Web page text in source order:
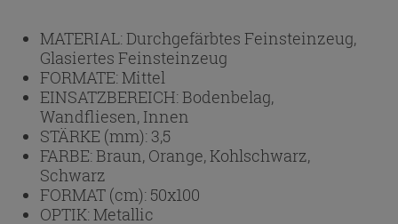
MATERIAL:Durchgefärbtes Feinsteinzeug,
Glasiertes Feinsteinzeug
FORMATE:Mittel
EINSATZBEREICH:Bodenbelag,
Wandfliesen, Innen
STÄRKE (mm): 3,5
FARBE:Braun, Orange, Kohlschwarz,
Schwarz
FORMAT (cm): 50x100
OPTIK:Metallic